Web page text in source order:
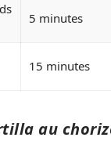
5 minutes
15 minutes
au